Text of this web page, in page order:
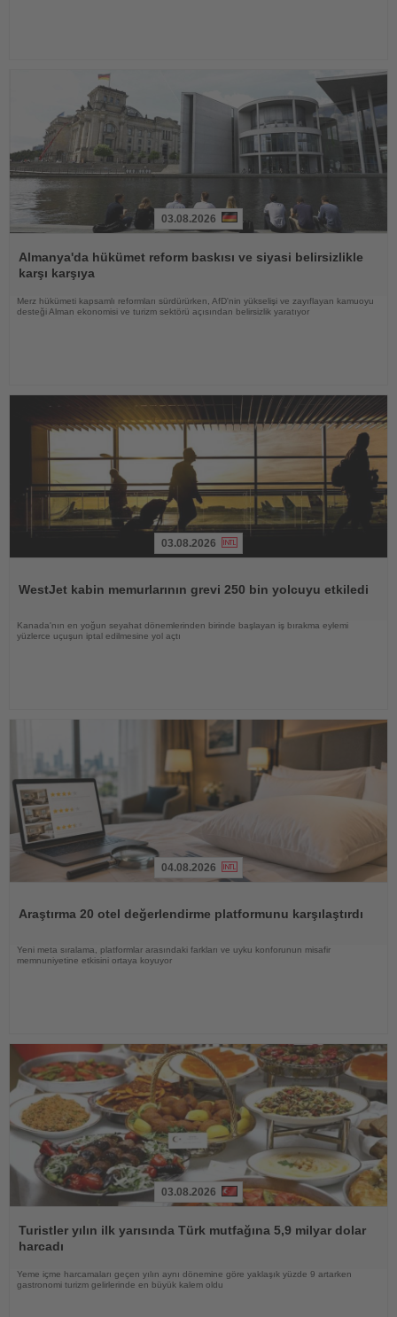
Oku
03.08.2026
Almanya'da hükümet reform baskısı ve siyasi belirsizlikle
karşı karşıya
Merz hükümeti kapsamlı reformları sürdürürken, AfD'nin yükselişi ve zayıflayan kamuoyu
desteği Alman ekonomisi ve turizm sektörü açısından belirsizlik yaratıyor
03.08.2026
WestJet kabin memurlarının grevi 250 bin yolcuyu etkiledi
Kanada'nın en yoğun seyahat dönemlerinden birinde başlayan iş bırakma eylemi
yüzlerce uçuşun iptal edilmesine yol açtı
04.08.2026
Araştırma 20 otel değerlendirme platformunu karşılaştırdı
Yeni meta sıralama, platformlar arasındaki farkları ve uyku konforunun misafir
memnuniyetine etkisini ortaya koyuyor
Oku
03.08.2026
Turistler yılın ilk yarısında Türk mutfağına 5,9 milyar dolar
harcadı
Yeme içme harcamaları geçen yılın aynı dönemine göre yaklaşık yüzde 9 artarken
gastronomi turizm gelirlerinde en büyük kalem oldu